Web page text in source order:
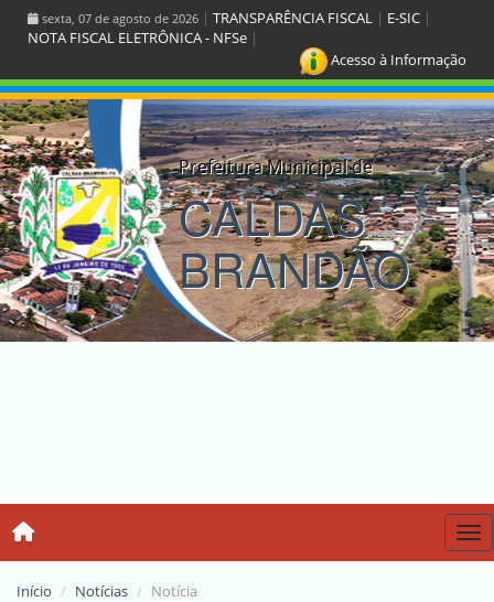
sexta, 07 de agosto de 2026 | TRANSPARÊNCIA FISCAL | E-SIC |
NOTA FISCAL ELETRÔNICA - NFSe |
Acesso à Informação
Prefeitura Municipal de
CALDAS
BRANDÃO
Início Notícias Notícia